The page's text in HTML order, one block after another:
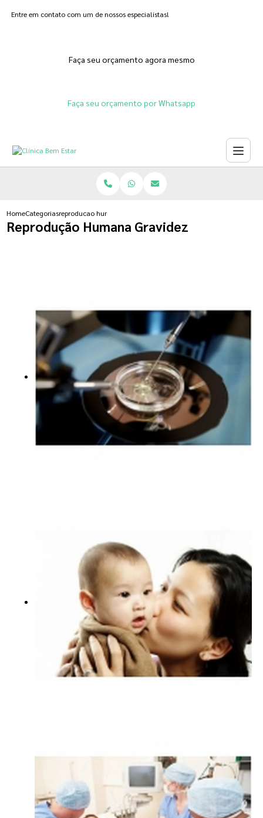
Entre em contato com um de nossos especialistas!
Faça seu orçamento agora mesmo
Faça seu orçamento por Whatsapp
HomeCategoriasreproducao humana gravidez
Reprodução Humana Gravidez